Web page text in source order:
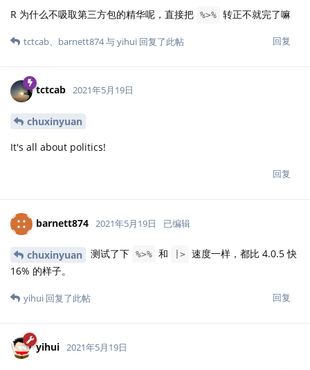
R 为什么不吸取第三方包的精华呢，直接把 %>% 转正不就完了嘛
回复
tctcab barnett874与yihui 回复了此帖
tctcab 2021年5月19日
chuxinyuan
It's all about politics!
回复
barnett874 2021年5月19日 已编辑
chuxinyuan 测试了下 %>% 和 |>
速度一样，都比 4.0.5 快
16% 的样子。
回复
yihui 回复了此帖
yihui 2021年5月19日